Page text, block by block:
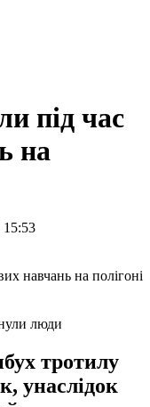
під час
на
15:53
люди
тротилу
унаслідок